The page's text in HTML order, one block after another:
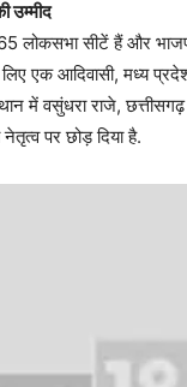
उम्‍मीद
लोकसभा सीटें हैं और
एक आदिवासी, मध्य
में वसुंधरा राजे,
पर छोड़ दिया है.